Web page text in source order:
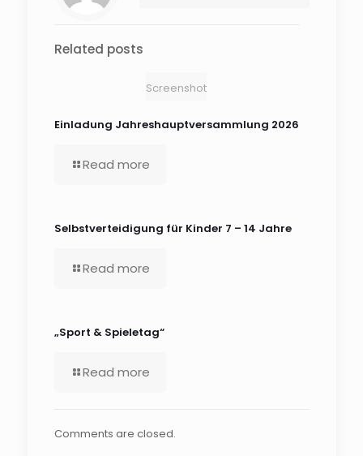
Related posts
Screenshot
Einladung Jahreshauptversammlung 2026
Read more
Selbstverteidigung für Kinder 7 – 14 Jahre
Read more
„Sport & Spieletag“
Read more
Comments are closed.